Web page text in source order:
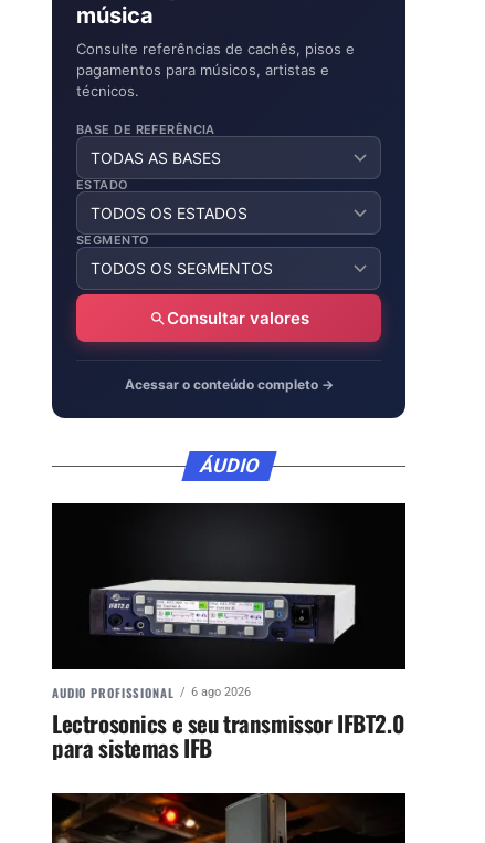
música
Consulte referências de cachês, pisos e
pagamentos para músicos, artistas e
técnicos.
BASE DE REFERÊNCIA
ESTADO
SEGMENTO
Consultar valores
Acessar o conteúdo completo →
ÁUDIO
AUDIO PROFISSIONAL 6 ago 2026
Lectrosonics e seu transmissor IFBT2.0
para sistemas IFB